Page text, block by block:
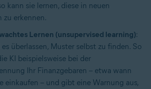
kann sie lernen, diese in neuen
zu erkennen.
Lernen (unsupervised learning):
überlassen, Muster selbst zu finden. So
KI beispielsweise bei der
Ihr Finanzgebaren – etwa wann
einkaufen – und gibt eine Warnung aus,